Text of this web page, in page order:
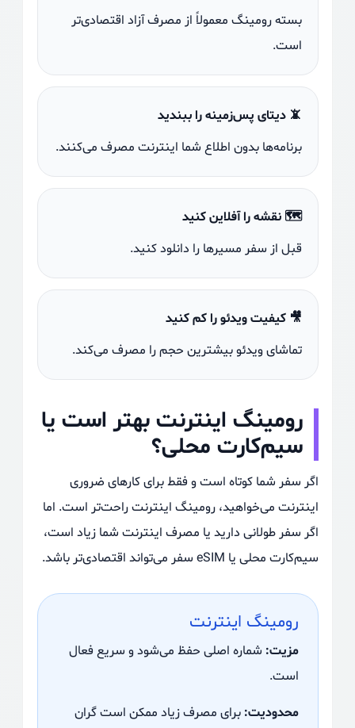
بسته رومینگ معمولاً از مصرف آزاد اقتصادی‌تر
است.
📵 دیتای پس‌زمینه را ببندید
برنامه‌ها بدون اطلاع شما اینترنت مصرف می‌کنند.
🗺️ نقشه را آفلاین کنید
قبل از سفر مسیرها را دانلود کنید.
🎥 کیفیت ویدئو را کم کنید
تماشای ویدئو بیشترین حجم را مصرف می‌کند.
رومینگ اینترنت بهتر است یا
سیم‌کارت محلی؟
اگر سفر شما کوتاه است و فقط برای کارهای ضروری
اینترنت می‌خواهید، رومینگ اینترنت راحت‌تر است. اما
اگر سفر طولانی دارید یا مصرف اینترنت شما زیاد است،
سیم‌کارت محلی یا eSIM سفر می‌تواند اقتصادی‌تر باشد.
رومینگ اینترنت
مزیت: شماره اصلی حفظ می‌شود و سریع فعال
است.
محدودیت: برای مصرف زیاد ممکن است گران